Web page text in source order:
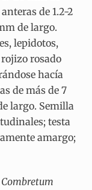
de 1.2-2
de largo.
lepidotos,
rosado
hacía
de más de 7
largo. Semilla
testa
amargo;
Combretum